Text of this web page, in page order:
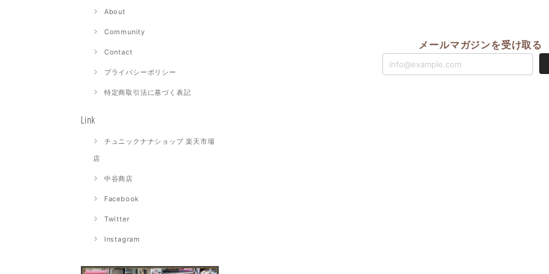
About
Community
Contact
プライバシーポリシー
特定商取引法に基づく表記
Link
チュニックナナショップ 楽天市場
店
中谷商店
Facebook
Twitter
Instagram
メールマガジンを受け取る